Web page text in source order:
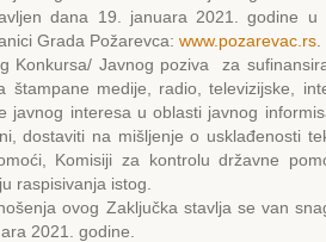
dana 19. januara 2021. godine
Grada Požarevca: www.pozarevac.rs
Konkursa/ Javnog poziva za
štampane medije, radio, televizijske,
javnog interesa u oblasti javnog
dostaviti na mišljenje o usklađenosti
Komisiji za kontrolu državne
raspisivanja istog.
ovog Zaključka stavlja se van
2021. godine.